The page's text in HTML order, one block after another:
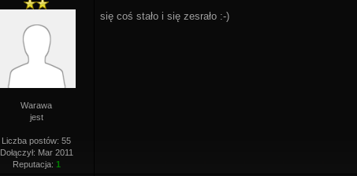
Warawa
jest
Liczba postów: 55
Dołączył: Mar 2011
Reputacja: 1
się coś stało i się zesrało :-)